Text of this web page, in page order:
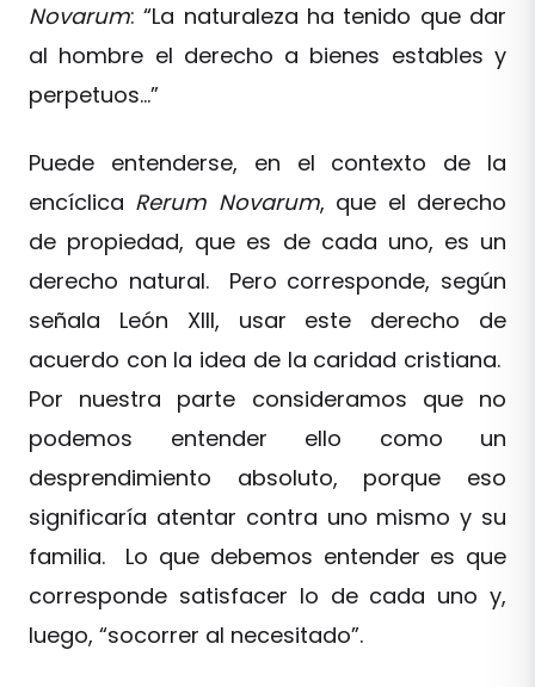
Novarum: “La naturaleza ha tenido que dar
al hombre el derecho a bienes estables y
perpetuos…”
Puede entenderse, en el contexto de la
encíclica Rerum Novarum, que el derecho
de propiedad, que es de cada uno, es un
derecho natural. Pero corresponde, según
señala León XIII, usar este derecho de
acuerdo con la idea de la caridad cristiana.
Por nuestra parte consideramos que no
podemos entender ello como un
desprendimiento absoluto, porque eso
significaría atentar contra uno mismo y su
familia. Lo que debemos entender es que
corresponde satisfacer lo de cada uno y,
luego, “socorrer al necesitado”.